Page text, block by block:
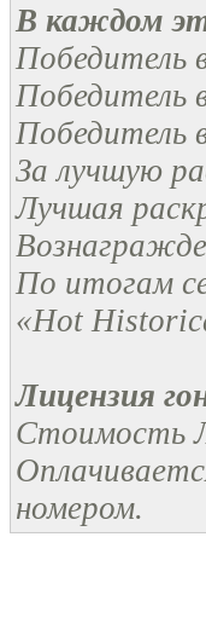
В каждом
Победитель
Победитель
Победитель
За лучшую
Лучшая
По итогам
«Hot
Лицензия
Стоимость
номером.